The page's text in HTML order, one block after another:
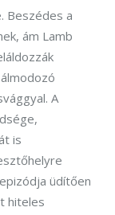
Beszédes a
ám Lamb
A
is
üdítően
hiteles